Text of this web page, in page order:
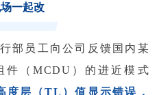
一起改
部员工向公司反馈国内某
件（MCDU）的进近模式
度层（TL）值显示错误，